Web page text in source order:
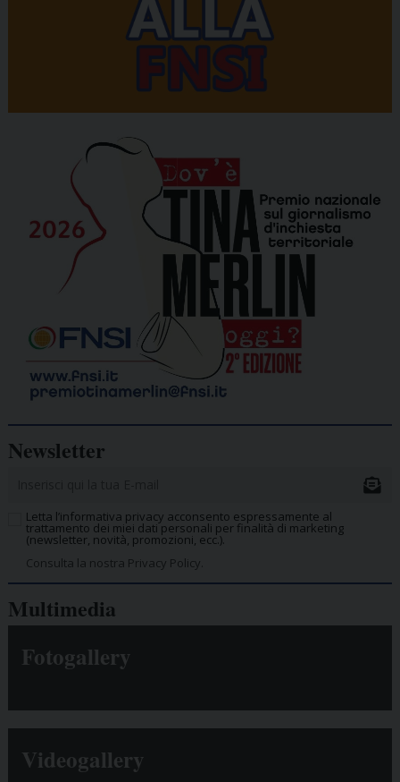
Newsletter
Letta l’informativa privacy acconsento espressamente al
trattamento dei miei dati personali per finalità di marketing
(newsletter, novità, promozioni, ecc.).
Consulta la nostra Privacy Policy.
Multimedia
Fotogallery
Videogallery